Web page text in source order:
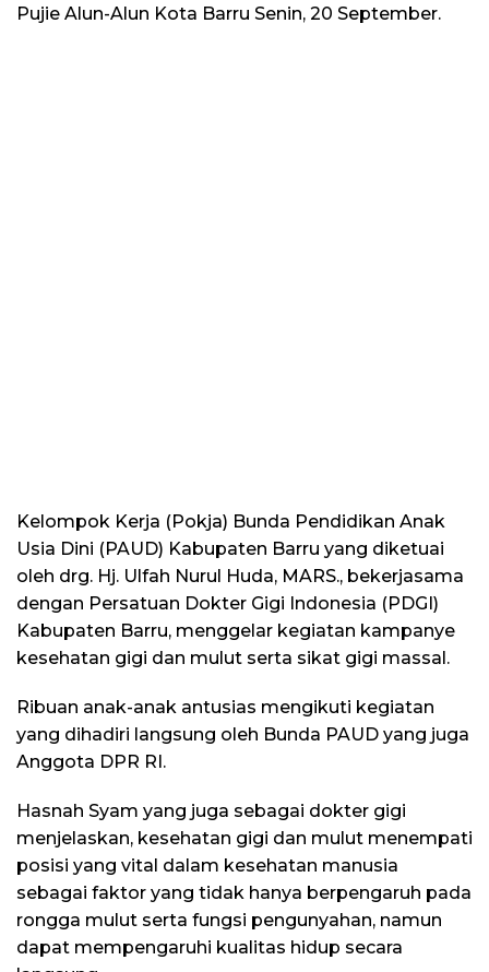
Pujie Alun-Alun Kota Barru Senin, 20 September.
Kelompok Kerja (Pokja) Bunda Pendidikan Anak
Usia Dini (PAUD) Kabupaten Barru yang diketuai
oleh drg. Hj. Ulfah Nurul Huda, MARS., bekerjasama
dengan Persatuan Dokter Gigi Indonesia (PDGI)
Kabupaten Barru, menggelar kegiatan kampanye
kesehatan gigi dan mulut serta sikat gigi massal.
Ribuan anak-anak antusias mengikuti kegiatan
yang dihadiri langsung oleh Bunda PAUD yang juga
Anggota DPR RI.
Hasnah Syam yang juga sebagai dokter gigi
menjelaskan, kesehatan gigi dan mulut menempati
posisi yang vital dalam kesehatan manusia
sebagai faktor yang tidak hanya berpengaruh pada
rongga mulut serta fungsi pengunyahan, namun
dapat mempengaruhi kualitas hidup secara